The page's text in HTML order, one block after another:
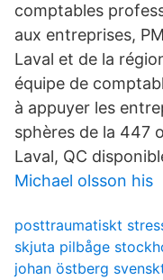
comptables
aux entreprises,
Laval et de la
équipe de
à appuyer les
sphères de la 447
Laval, QC
Michael olsson his
posttraumatiskt
skjuta pilbåge
johan östberg